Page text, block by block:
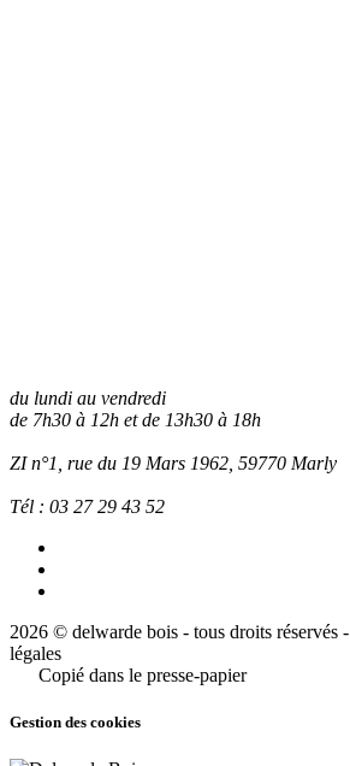
du lundi au vendredi
de 7h30 à 12h et de 13h30 à 18h
ZI n°1, rue du 19 Mars 1962, 59770 Marly
Tél : 03 27 29 43 52
2026 © delwarde bois - tous droits réservés -
légales
Copié dans le presse-papier
Gestion des cookies